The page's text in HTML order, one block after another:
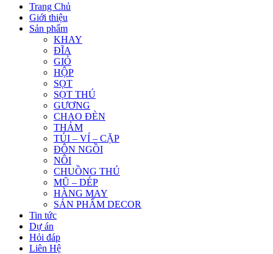
Trang Chủ
Giới thiệu
Sản phẩm
KHAY
ĐĨA
GIỎ
HỘP
SỌT
SỌT THÚ
GƯƠNG
CHAO ĐÈN
THẢM
TÚI – VÍ – CẶP
ĐÔN NGỒI
NÔI
CHUỒNG THÚ
MŨ – DÉP
HÀNG MAY
SẢN PHẨM DECOR
Tin tức
Dự án
Hỏi đáp
Liên Hệ